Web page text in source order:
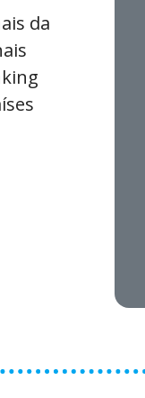
da